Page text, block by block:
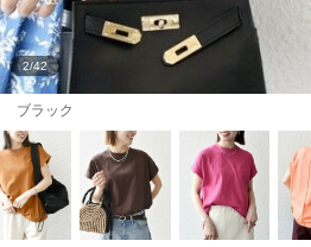
ブラック
2/42